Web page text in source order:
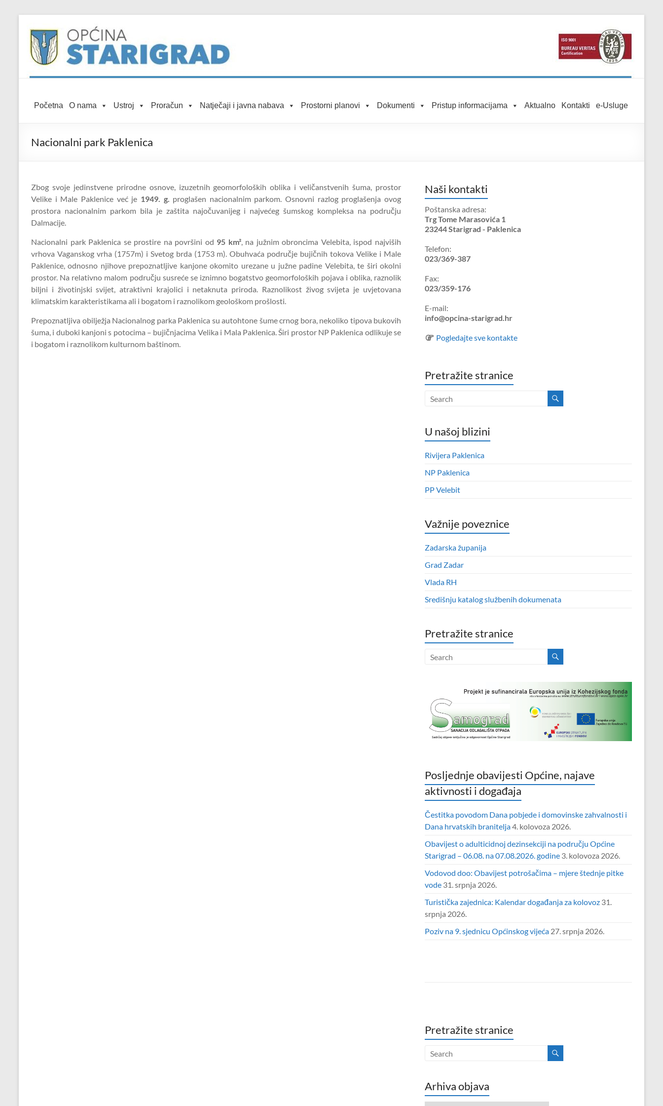
content
Općina
Službena
mrežna
Početna O nama Ustroj Proračun Natječaji i javna nabava Prostorni planovi Dokumenti Pristup informacijama Aktualno Kontakti e-Usluge
Nacionalni park Paklenica
Zbog svoje jedinstvene prirodne osnove, izuzetnih geomorfoloških oblika i veličanstvenih šuma, prostor
Velike i Male Paklenice već je 1949. g. proglašen nacionalnim parkom. Osnovni razlog proglašenja ovog
prostora nacionalnim parkom bila je zaštita najočuvanijeg i najvećeg šumskog kompleksa na području
Dalmacije.
Nacionalni park Paklenica se prostire na površini od 95 km², na južnim obroncima Velebita, ispod najviših
vrhova Vaganskog vrha (1757m) i Svetog brda (1753 m). Obuhvaća područje bujičnih tokova Velike i Male
Paklenice, odnosno njihove prepoznatljive kanjone okomito urezane u južne padine Velebita, te širi okolni
prostor. Na relativno malom području susreće se iznimno bogatstvo geomorfoloških pojava i oblika, raznolik
biljni i životinjski svijet, atraktivni krajolici i netaknuta priroda. Raznolikost živog svijeta je uvjetovana
klimatskim karakteristikama ali i bogatom i raznolikom geološkom prošlosti.
Prepoznatljiva obilježja Nacionalnog parka Paklenica su autohtone šume crnog bora, nekoliko tipova bukovih
šuma, i duboki kanjoni s potocima – bujičnjacima Velika i Mala Paklenica. Širi prostor NP Paklenica odlikuje se
i bogatom i raznolikom kulturnom baštinom.
Naši kontakti
Poštanska adresa:
Trg Tome Marasovića 1
23244 Starigrad - Paklenica
Telefon:
023/369-387
Fax:
023/359-176
E-mail:
info@opcina-starigrad.hr
Pogledajte sve kontakte
Pretražite stranice
U našoj blizini
Rivijera Paklenica
NP Paklenica
PP Velebit
Važnije poveznice
Zadarska županija
Grad Zadar
Vlada RH
Središnju katalog službenih dokumenata
Pretražite stranice
Posljednje obavijesti Općine, najave
aktivnosti i događaja
Čestitka povodom Dana pobjede i domovinske zahvalnosti i
Dana hrvatskih branitelja4. kolovoza 2026.
Obavijest o adulticidnoj dezinsekciji na području Općine
Starigrad – 06.08. na 07.08.2026. godine 3. kolovoza 2026.
Vodovod doo: Obavijest potrošačima – mjere štednje pitke
vode 31. srpnja 2026.
Turistička zajednica: Kalendar događanja za kolovoz 31.
srpnja 2026.
Poziv na 9. sjednicu Općinskog vijeća 27. srpnja 2026.
Pretražite stranice
Arhiva objava